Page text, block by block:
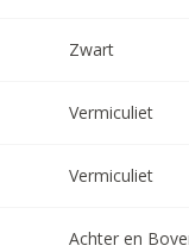
Zwart
Vermiculiet
Vermiculiet
Achter en